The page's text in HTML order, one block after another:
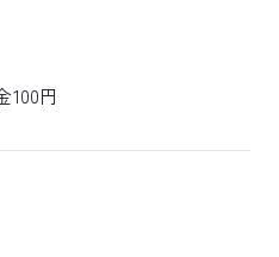
100円